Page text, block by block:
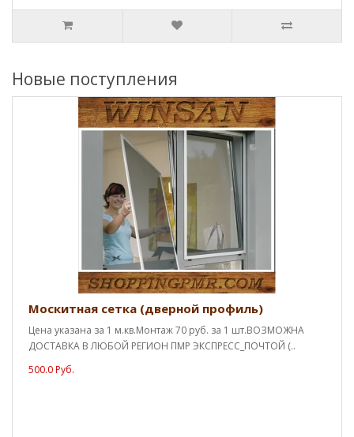
Новые поступления
Москитная сетка (дверной профиль)
Цена указана за 1 м.кв.Монтаж 70 руб. за 1 шт.ВОЗМОЖНА
ДОСТАВКА В ЛЮБОЙ РЕГИОН ПМР ЭКСПРЕСС_ПОЧТОЙ (..
500.0 Руб.